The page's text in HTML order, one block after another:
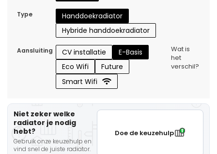
Type
Handdoekradiator
Hybride handdoekradiator
Aansluiting CV installatie
E-Basis
Eco Wifi
Future
Smart Wifi
Wat is
het
verschil?
Niet zeker welke
radiator je nodig
hebt?
Gebruik onze keuzehulp en
vind snel de juiste radiator.
Doe de keuzehulp